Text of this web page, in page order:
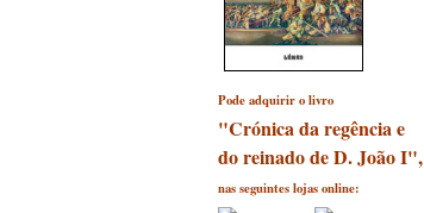
Pode adquirir o livro
"Crónica da regência e
do reinado de D. João I",
nas seguintes lojas online: